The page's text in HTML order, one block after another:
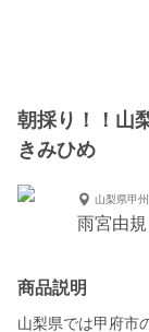
朝採り！！山
きみひめ
山梨県甲
雨宮由
商品説明
山梨県では甲府市